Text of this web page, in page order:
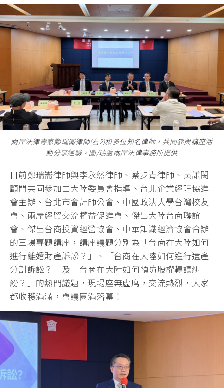
兩岸法律專家鄭瑞崙律師(右2)和多位知名律師，共同參與講座活
動分享經驗。圖/瑞瀛兩岸法律事務所提供
日前鄭瑞崙律師與李永然律師、蔡步青律師、黃謙閔
顧問共同參加由大陸委員會指導、台北企業經理協進
會主辦、台北市會計師公會、中國政法大學台灣校友
會、兩岸經貿交流權益促進會、傑出大陸台商聯誼
會、傑出台商投資經營協會、中華知識經濟協會合辦
的三場專題講座，講座議題分別為「台商在大陸如何
進行離婚財產訴訟？」、「台商在大陸如何進行遺產
分割訴訟？」及「台商在大陸如何預防股權轉讓糾
紛？」的熱門議題，現場座無虛席，交流熱烈，大家
都收穫滿滿，會議圓滿落幕！